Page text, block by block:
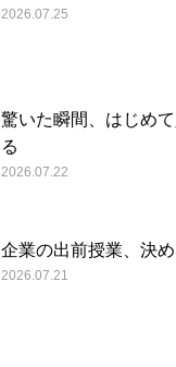
2026.07.25
驚いた瞬間、はじめ
る
2026.07.22
企業の出前授業、決
2026.07.21